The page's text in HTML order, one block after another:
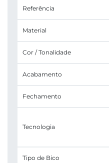
Referência
Material
Cor / Tonalidade
Acabamento
Fechamento
Tecnologia
Tipo de Bico